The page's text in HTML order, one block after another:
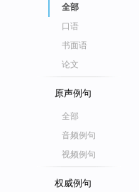
全部
口语
书面语
论文
原声例句
全部
音频例句
视频例句
权威例句